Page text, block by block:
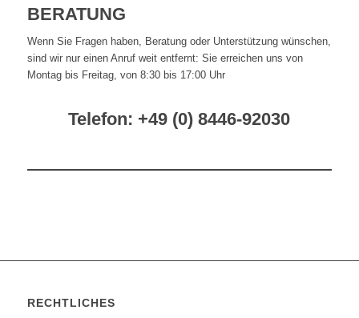
BERATUNG
Wenn Sie Fragen haben, Beratung oder Unterstützung wünschen,
sind wir nur einen Anruf weit entfernt: Sie erreichen uns von
Montag bis Freitag, von 8:30 bis 17:00 Uhr
Telefon: +49 (0) 8446-92030
RECHTLICHES